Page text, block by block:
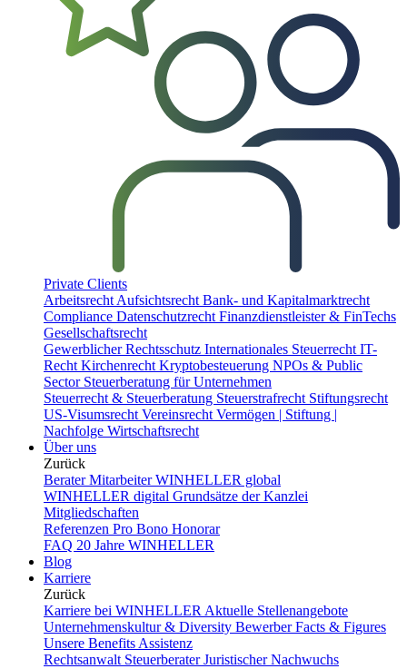
Private Clients
Arbeitsrecht Aufsichtsrecht Bank- und Kapitalmarktrecht
Compliance Datenschutzrecht Finanzdienstleister & FinTechs
Gesellschaftsrecht
Gewerblicher Rechtsschutz Internationales Steuerrecht IT-
Recht Kirchenrecht Kryptobesteuerung NPOs & Public
Sector Steuerberatung für Unternehmen
Steuerrecht & Steuerberatung Steuerstrafrecht Stiftungsrecht
US-Visumsrecht Vereinsrecht Vermögen | Stiftung |
Nachfolge Wirtschaftsrecht
Über uns
Zurück
BeraterMitarbeiterWINHELLER global
WINHELLER digital Grundsätze der Kanzlei
Mitgliedschaften
Referenzen Pro Bono Honorar
FAQ 20 Jahre WINHELLER
Blog
Karriere
Zurück
Karriere bei WINHELLER Aktuelle Stellenangebote
Unternehmenskultur & Diversity Bewerber Facts & Figures
Unsere Benefits Assistenz
Rechtsanwalt SteuerberaterJuristischer Nachwuchs